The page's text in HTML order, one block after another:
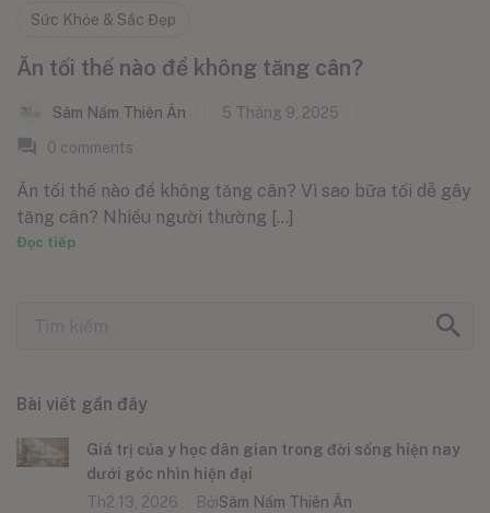
Sức Khỏe & Sắc Đẹp
Ăn tối thế nào để không tăng cân?
Sâm Nấm Thiên Ân
5 Tháng 9, 2025
0 comments
Ăn tối thế nào để không tăng cân? Vì sao bữa tối dễ gây
tăng cân? Nhiều người thường [...]
Đọc tiếp
Bài viết gần đây
Giá trị của y học dân gian trong đời sống hiện nay
dưới góc nhìn hiện đại
Th2 13, 2026
BởiSâm Nấm Thiên Ân